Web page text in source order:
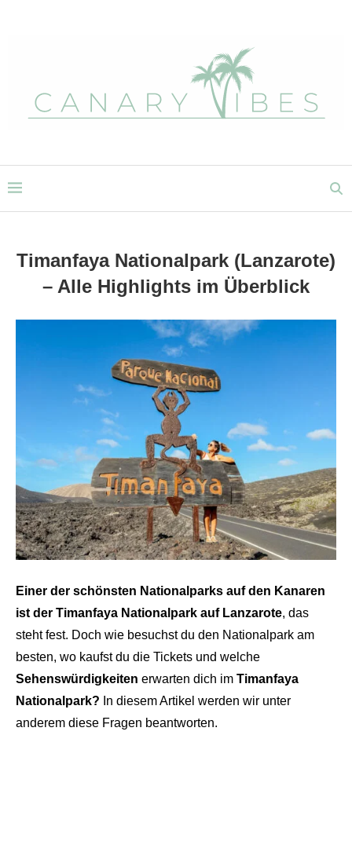
Timanfaya Nationalpark (Lanzarote)
– Alle Highlights im Überblick
Einer der schönsten Nationalparks auf den Kanaren
ist der Timanfaya Nationalpark auf Lanzarote, das
steht fest. Doch wie besuchst du den Nationalpark am
besten, wo kaufst du die Tickets und welche
Sehenswürdigkeiten erwarten dich im Timanfaya
Nationalpark? In diesem Artikel werden wir unter
anderem diese Fragen beantworten.